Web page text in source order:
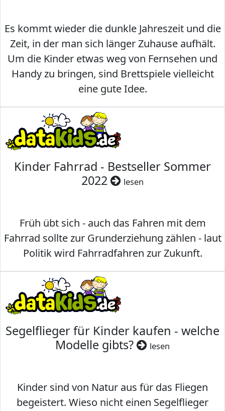
Es kommt wieder die dunkle Jahreszeit und die
Zeit, in der man sich länger Zuhause aufhält.
Um die Kinder etwas weg von Fernsehen und
Handy zu bringen, sind Brettspiele vielleicht
eine gute Idee.
Kinder Fahrrad - Bestseller Sommer
2022
lesen
Früh übt sich - auch das Fahren mit dem
Fahrrad sollte zur Grunderziehung zählen - laut
Politik wird Fahrradfahren zur Zukunft.
Segelflieger für Kinder kaufen - welche
Modelle gibts?
lesen
Kinder sind von Natur aus für das Fliegen
begeistert. Wieso nicht einen Segelflieger